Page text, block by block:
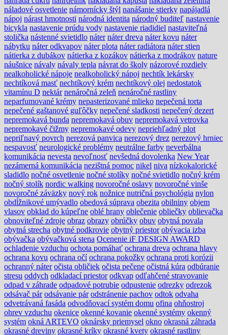
náladové osvetlenie námornícky štýl nanášanie stierky napájadlá
nápoj nárast hmotnosti národná identita národný buditeľ nastavenie
bicykla nastavenie prúdu vody nastavenie riadidiel nastaviteľná
stolička nástenné svietidlo náter náter dreva náter kovu náter
nábytku náter odkvapov náter plota náter radiátora náter stien
nátierka z dubákov nátierka z kozákov nátierka z modrákov nature
náušnice návaly návaly tepla návrat do školy názorové rozdiely
nealkoholické nápoje nealkoholický nápoj nechtík lekársky
nechtíková masť nechtíkový krém nechtíkový olej nedostatok
vitamínu D nektár nenáročná zeleň nenáročné rastliny
neparfumované krémy nepasterizované mlieko nepečená torta
nepečené gaštanové guľôčky nepečené sladkosti nepečený dezert
nepremokavá bunda nepremokavá obuv nepremokavá vetrovka
nepremokavé čižmy nepremokavé odevy nepriehľadný plot
nepriľnavý povrch nerezová panvica nerezový drez nerezový hrniec
nespavosť neurologické problémy neutrálne farby neverbálna
komunikácia nevesta nevoľnosť nevšedná dovolenka New Year
nezámerná komunikácia nezištná pomoc nikel niva nízkokalorické
sladidlo nočné osvetlenie nočné stolíky nočné svietidlo nočný krém
nočný stolík nordic walking novoročné oslavy novoročné vinše
novoročné záväzky nový rok nožnice nutričná psychológia nylon
obdĺžnikové umývadlo obedová súprava obezita obilniny objem
vlasov obklad do kúpeľne oblé hrany oblečenie obliečky oblievačka
obnoviteľné zdroje obraz obrazy obrúčky obuv obytná povala
obytná strecha obytné podkrovie obytný priestor obývacia izba
obývačka obývačková stena Ocenenie iF DESIGN AWARD
ochladenie vzduchu ochota pomáhať ochrana dreva ochrana hlavy
ochrana kovu ochrana očí ochrana pokožky ochrana proti korózii
ochranný náter očista obličiek očista pečene očistná kúra odbúranie
stresu oddych odkladací priestor odkvap odľahčené stravovanie
odpad v záhrade odpadové potrubie odpustenie odrezky odrezok
odsávač pár odsávanie pár odstránenie pachov odtok odvaha
odvetrávaná fasáda odvodňovací systém domu ofina ohňostroj
ohrev vzduchu okenice okenné kovanie okenné systémy okenný
systém okná ARTEVO oknársky priemysel okno okrasná záhrada
okrasné dreviny okrasné kríky okrasné kvety okrasné rastliny